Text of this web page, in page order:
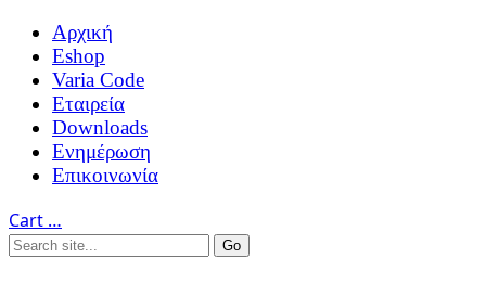
Αρχική
Eshop
Varia Code
Εταιρεία
Downloads
Ενημέρωση
Επικοινωνία
Cart …